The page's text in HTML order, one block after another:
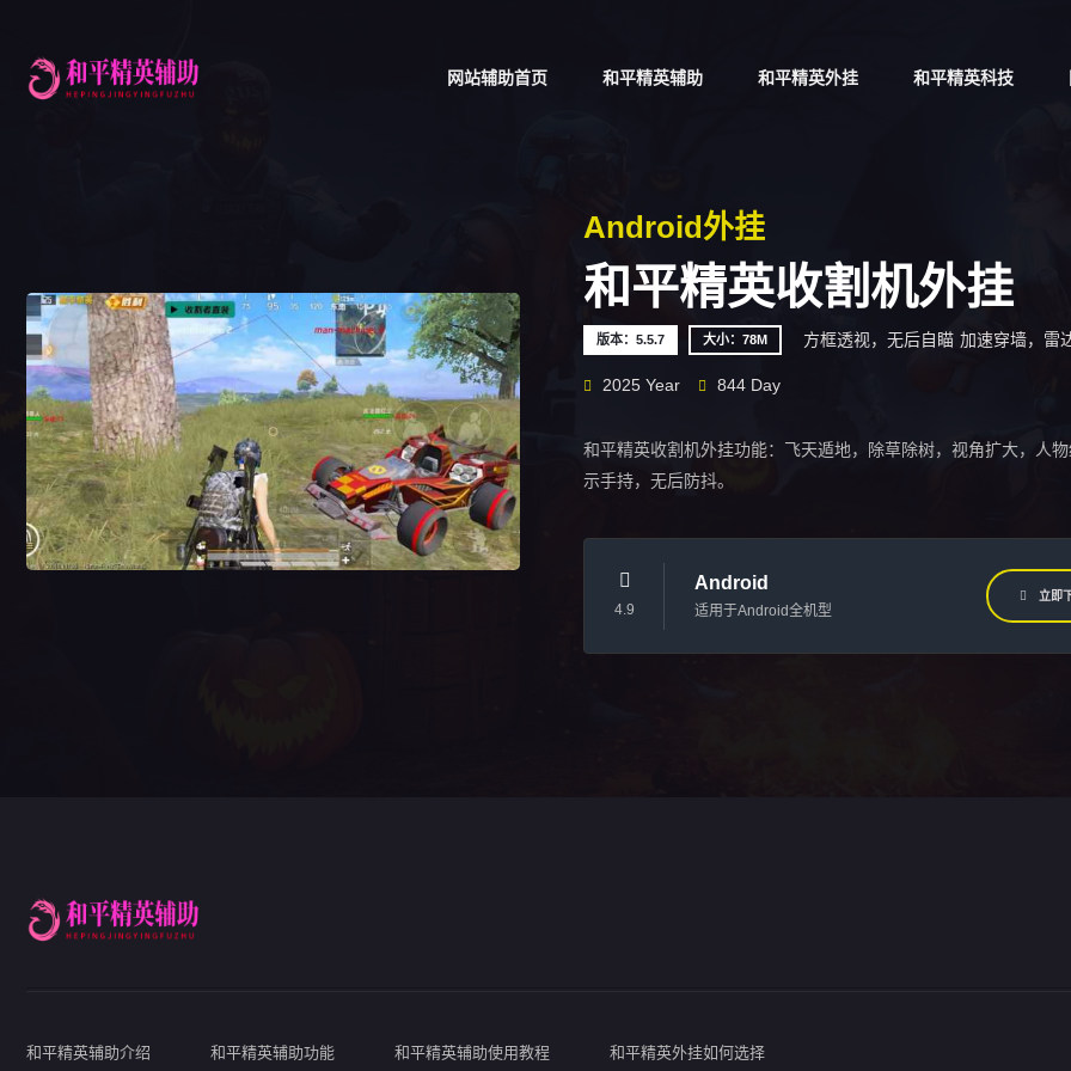
网站辅助首页 和平精英辅助 和平精英外挂 和平精英科技
Android外挂
和平精英收割机外挂
版本：5.5.7 大小：78M 方框透视，无后自瞄 加速穿墙，雷
2025 Year 844 Day
和平精英收割机外挂功能：飞天遁地，除草除树，视角扩大，人
示手持，无后防抖。
4.9
Android
适用于Android全机型
立即
和平精英辅助介绍 和平精英辅助功能 和平精英辅助使用教程 和平精英外挂如何选择